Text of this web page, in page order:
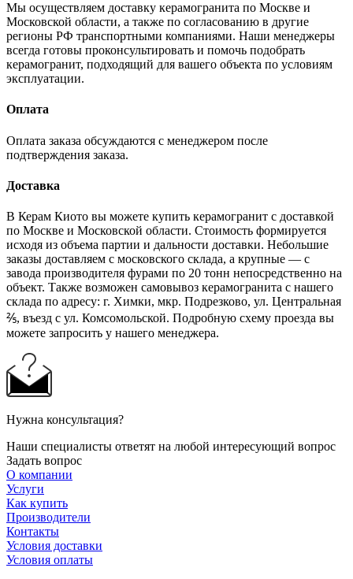
Мы осуществляем доставку керамогранита по Москве и
Московской области, а также по согласованию в другие
регионы РФ транспортными компаниями. Наши менеджеры
всегда готовы проконсультировать и помочь подобрать
керамогранит, подходящий для вашего объекта по условиям
эксплуатации.
Оплата
Оплата заказа обсуждаются с менеджером после
подтверждения заказа.
Доставка
В Керам Киото вы можете купить керамогранит с доставкой
по Москве и Московской области. Стоимость формируется
исходя из объема партии и дальности доставки. Небольшие
заказы доставляем с московского склада, а крупные — с
завода производителя фурами по 20 тонн непосредственно на
объект. Также возможен самовывоз керамогранита с нашего
склада по адресу: г. Химки, мкр. Подрезково, ул. Центральная
⅖, въезд с ул. Комсомольской. Подробную схему проезда вы
можете запросить у нашего менеджера.
Нужна консультация?
Наши специалисты ответят на любой интересующий вопрос
Задать вопрос
О компании
Услуги
Как купить
Производители
Контакты
Условия доставки
Условия оплаты